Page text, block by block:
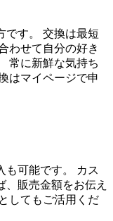
です。 交換は最短
わせて自分の好き
常に新鮮な気持ち
はマイページで申
も可能です。 カス
、販売金額をお伝え
してもご活用くだ